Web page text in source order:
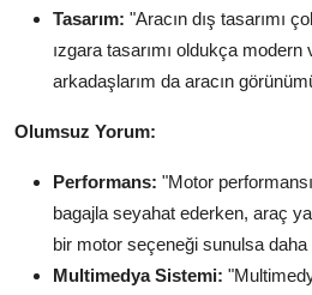
Tasarım: "Aracın dış tasarımı
ızgara tasarımı oldukça
arkadaşlarım da aracın
Olumsuz Yorum:
Performans: "Motor
bagajla seyahat ederken, araç
bir motor seçeneği sunulsa daha
Multimedya Sistemi: